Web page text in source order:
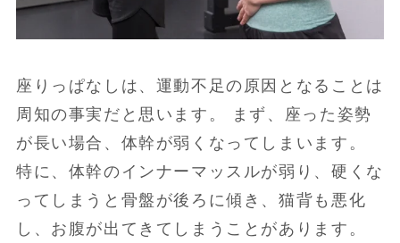
座りっぱなしは、運動不足の原因となることは
周知の事実だと思います。 まず、座った姿勢
が長い場合、体幹が弱くなってしまいます。
特に、体幹のインナーマッスルが弱り、硬くな
ってしまうと骨盤が後ろに傾き、猫背も悪化
し、お腹が出てきてしまうことがあります。